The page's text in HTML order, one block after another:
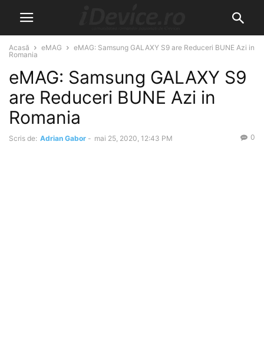
Acasă eMAG
eMAG: Samsung GALAXY S9 are Reduceri BUNE Azi in
Romania
eMAG: Samsung GALAXY S9
are Reduceri BUNE Azi in
Romania
Scris de: Adrian Gabor - mai 25, 2020, 12:43 PM 0